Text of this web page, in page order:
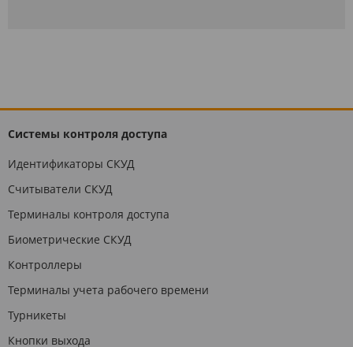
Системы контроля доступа
Идентификаторы СКУД
Считыватели СКУД
Терминалы контроля доступа
Биометрические СКУД
Контроллеры
Терминалы учета рабочего времени
Турникеты
Кнопки выхода